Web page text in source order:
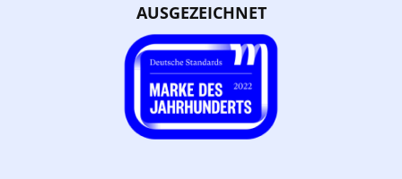
AUSGEZEICHNET